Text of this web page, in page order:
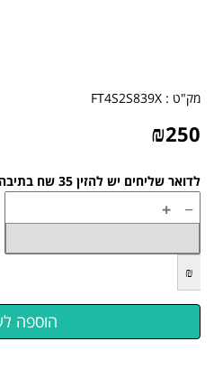
מק"ט : FT4S2S839X
₪250
לדואר שליחים יש להזין 35 שח בתיבה
−
+
₪